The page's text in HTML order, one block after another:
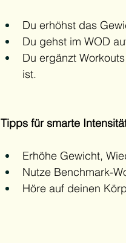
Du erhöhst das
Du gehst im WOD
Du ergänzt
ist.
Tipps für smarte
Erhöhe Gewicht,
Nutze Benchmark-
Höre auf deinen